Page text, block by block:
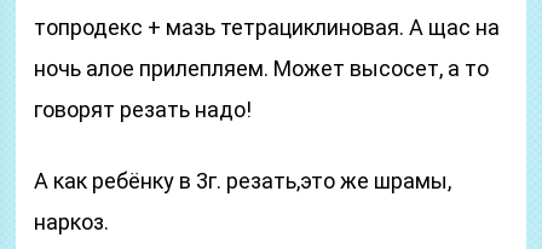
топродекс + мазь тетрациклиновая. А щас на
ночь алое прилепляем. Может высосет, а то
говорят резать надо!
А как ребёнку в 3г. резать,это же шрамы,
наркоз.